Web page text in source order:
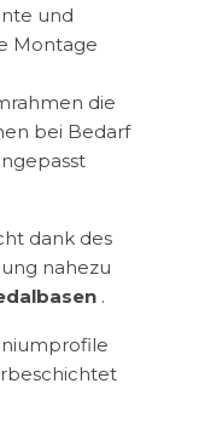
und
Montage
die
bei Bedarf
dank des
nahezu
.